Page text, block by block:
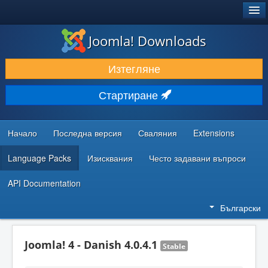
ИЗТЕГЛЯНЕ & РАЗШИРЯВАНЕ
ОТКРИВАЙТЕ & УЧЕТЕ
ОБЩНОСТ & ПОДДРЪЖКА
РЕСУРСИ ЗА РАЗРАБОТКА
Joomla! Downloads
Изтегляне
Стартиране
Начало Последна версия Сваляния Extensions
Language Packs Изисквания Често задавани въпроси
API Documentation
Български
Joomla! 4 - Danish 4.0.4.1 Stable